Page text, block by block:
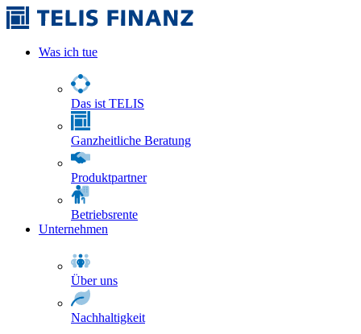
Was ich tue
Das ist TELIS
Ganzheitliche Beratung
Produktpartner
Betriebsrente
Unternehmen
Über uns
Nachhaltigkeit